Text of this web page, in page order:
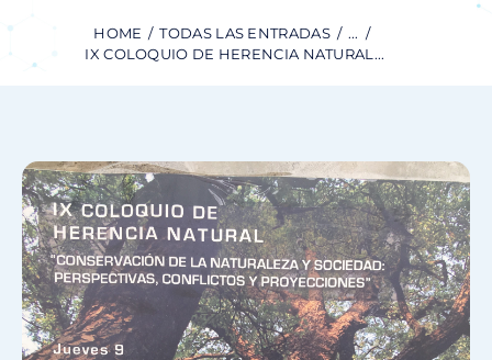
HOME TODAS LAS ENTRADAS
...
IX COLOQUIO DE HERENCIA NATURAL...